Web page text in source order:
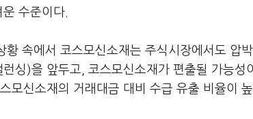
수준이다.
황 속에서 코스모신소재는 주식시장에서도 압
싱)을 앞두고, 코스모신소재가 편출될 가능성
모신소재의 거래대금 대비 수급 유출 비율이